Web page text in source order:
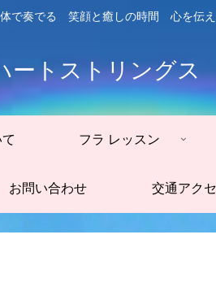
で奏でる 笑顔と癒しの時間 心を伝
トストリングス
フラ レッスン
お問い合わせ 交通アク